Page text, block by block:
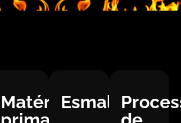
MatériaEsmaltação